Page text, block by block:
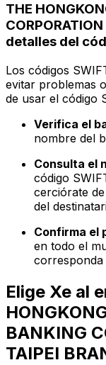
THE
detalles del
Los códigos
evitar problemas
de usar el código
Verifica el
nombre del
Consulta el
código
cerciórate
del
Confirma el
en todo el
corresponda
Elige Xe al
BANKING
TAIPEI